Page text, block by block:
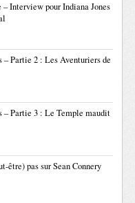
Interview pour Indiana Jones
– Partie 2 : Les Aventuriers de
– Partie 3 : Le Temple maudit
être) pas sur Sean Connery